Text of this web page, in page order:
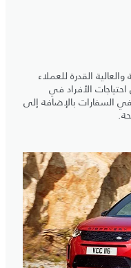
القدرة للعملاء
الأفراد في
السفارات بالإضافة إلى